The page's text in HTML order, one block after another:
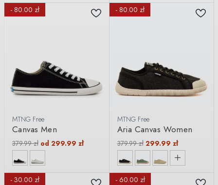
- 80.00 zł
MTNG Free
Canvas Men
379.99zł od 299.99 zł
- 80.00 zł
MTNG Free
Aria Canvas Women
379.99zł 299.99 zł
- 30.00 zł - 60.00 zł